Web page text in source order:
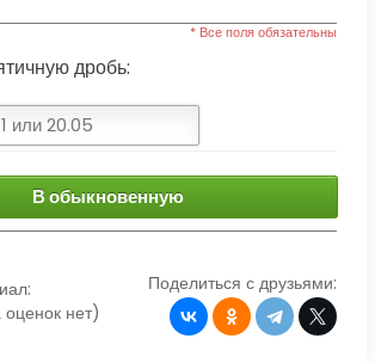
* Все поля обязательны
дробь:
В обыкновенную
нет)
Поделиться с друзьями: